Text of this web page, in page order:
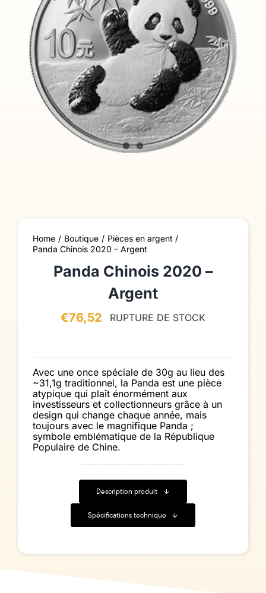
Home Boutique
Pièces en argent
Panda Chinois 2020 – Argent
Panda Chinois 2020 –
Argent
€76,52 RUPTURE DE STOCK
Avec une once spéciale de 30g au lieu des
~31,1g traditionnel, la Panda est une pièce
atypique qui plaît énormément aux
investisseurs et collectionneurs grâce à un
design qui change chaque année, mais
toujours avec le magnifique Panda ;
symbole emblématique de la République
Populaire de Chine.
Description produit
Spécifications technique